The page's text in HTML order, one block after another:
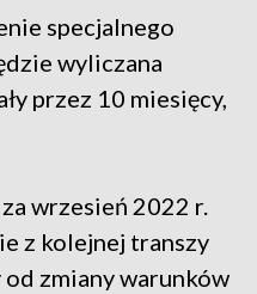
specjalnego
wyliczana
przez 10 miesięcy,
wrzesień 2022 r.
z kolejnej transzy
zmiany warunków